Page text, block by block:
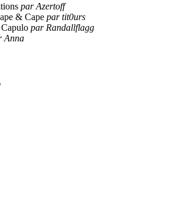
par Azertoff
& Cape par tit0urs
par Randallflagg
Anna